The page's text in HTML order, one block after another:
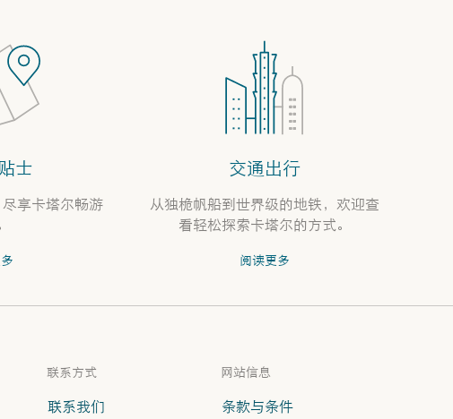
士
享卡塔尔畅游
交通出行
从独桅帆船到世界级的地铁，欢迎查
看轻松探索卡塔尔的方式。
阅读更多
联系方式
联系我们
网站信息
条款与条件